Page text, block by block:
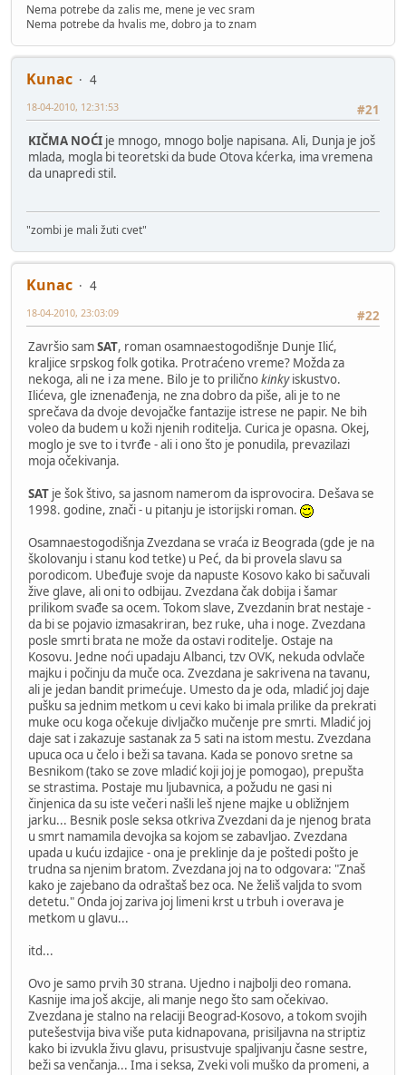
Nema potrebe da zalis me, mene je vec sram
Nema potrebe da hvalis me, dobro ja to znam
Kunac
4
#21
18-04-2010, 12:31:53
KIČMA NOĆI je mnogo, mnogo bolje napisana. Ali, Dunja je još
mlada, mogla bi teoretski da bude Otova kćerka, ima vremena
da unapredi stil.
"zombi je mali žuti cvet"
Kunac
4
#22
18-04-2010, 23:03:09
Završio samSAT, roman osamnaestogodišnje Dunje Ilić,
kraljice srpskog folk gotika. Protraćeno vreme? Možda za
nekoga, ali ne i za mene. Bilo je to priličnokinkyiskustvo.
Ilićeva, gle iznenađenja, ne zna dobro da piše, ali je to ne
sprečava da dvoje devojačke fantazije istrese ne papir. Ne bih
voleo da budem u koži njenih roditelja. Curica je opasna. Okej,
moglo je sve to i tvrđe - ali i ono što je ponudila, prevazilazi
moja očekivanja.
SAT je šok štivo, sa jasnom namerom da isprovocira. Dešava se
1998. godine, znači - u pitanju je istorijski roman.
Osamnaestogodišnja Zvezdana se vraća iz Beograda (gde je na
školovanju i stanu kod tetke) u Peć, da bi provela slavu sa
porodicom. Ubeđuje svoje da napuste Kosovo kako bi sačuvali
žive glave, ali oni to odbijau. Zvezdana čak dobija i šamar
prilikom svađe sa ocem. Tokom slave, Zvezdanin brat nestaje -
da bi se pojavio izmasakriran, bez ruke, uha i noge. Zvezdana
posle smrti brata ne može da ostavi roditelje. Ostaje na
Kosovu. Jedne noći upadaju Albanci, tzv OVK, nekuda odvlače
majku i počinju da muče oca. Zvezdana je sakrivena na tavanu,
ali je jedan bandit primećuje. Umesto da je oda, mladić joj daje
pušku sa jednim metkom u cevi kako bi imala prilike da prekrati
muke ocu koga očekuje divljačko mučenje pre smrti. Mladić joj
daje sat i zakazuje sastanak za 5 sati na istom mestu. Zvezdana
upuca oca u čelo i beži sa tavana. Kada se ponovo sretne sa
Besnikom (tako se zove mladić koji joj je pomogao), prepušta
se strastima. Postaje mu ljubavnica, a požudu ne gasi ni
činjenica da su iste večeri našli leš njene majke u obližnjem
jarku... Besnik posle seksa otkriva Zvezdani da je njenog brata
u smrt namamila devojka sa kojom se zabavljao. Zvezdana
upada u kuću izdajice - ona je preklinje da je poštedi pošto je
trudna sa njenim bratom. Zvezdana joj na to odgovara: "Znaš
kako je zajebano da odraštaš bez oca. Ne želiš valjda to svom
detetu." Onda joj zariva joj limeni krst u trbuh i overava je
metkom u glavu...
itd...
Ovo je samo prvih 30 strana. Ujedno i najbolji deo romana.
Kasnije ima još akcije, ali manje nego što sam očekivao.
Zvezdana je stalno na relaciji Beograd-Kosovo, a tokom svojih
putešestvija biva više puta kidnapovana, prisiljavna na striptiz
kako bi izvukla živu glavu, prisustvuje spaljivanju časne sestre,
beži sa venčanja... Ima i seksa, Zveki voli muško da promeni, a